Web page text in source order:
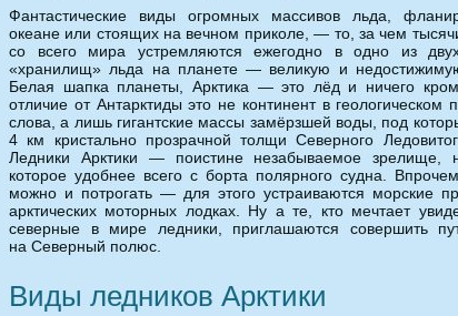
Фантастические виды огромных массивов льда,
океане или стоящих на вечном приколе, — то, за чем
со всего мира устремляются ежегодно в одно из
«хранилищ» льда на планете — великую и недостижимую
Белая шапка планеты, Арктика — это лёд и ничего
отличие от Антарктиды это не континент в геологическом
слова, а лишь гигантские массы замёрзшей воды, под
4 км кристально прозрачной толщи Северного
Ледники Арктики — поистине незабываемое зрелище,
которое удобнее всего с борта полярного судна.
можно и потрогать — для этого устраиваются морские
арктических моторных лодках. Ну а те, кто мечтает
северные в мире ледники, приглашаются совершить
на Северный полюс.
Виды ледников Арктики